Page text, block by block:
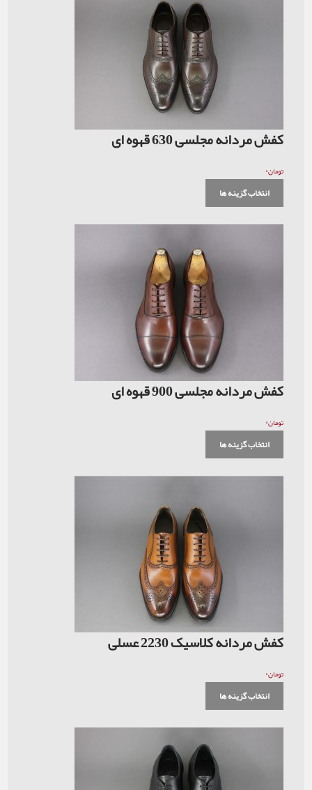
کفش مردانه مجلسی 630 قهوه ای
تومان۰
انتخاب گزینه ها
کفش مردانه مجلسی 900 قهوه ای
تومان۰
انتخاب گزینه ها
کفش مردانه کلاسیک 2230 عسلی
تومان۰
انتخاب گزینه ها